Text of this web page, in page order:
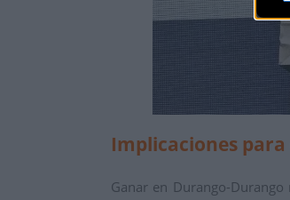
Implicaciones
Ganar en Durango-